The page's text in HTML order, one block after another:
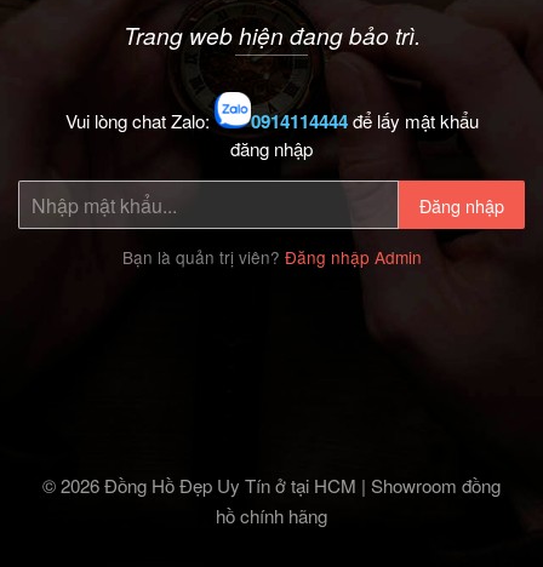
Trang web hiện đang bảo trì.
Vui lòng chat Zalo: 0914114444để lấy mật khẩu
đăng nhập
Đăng nhập
Bạn là quản trị viên? Đăng nhập Admin
© 2026 Đồng Hồ Đẹp Uy Tín ở tại HCM | Showroom đồng
hồ chính hãng‎